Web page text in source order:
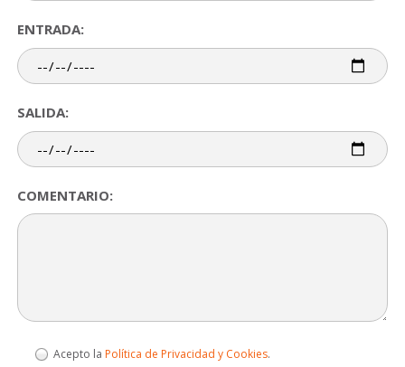
ENTRADA:
SALIDA:
COMENTARIO:
Acepto la Política de Privacidad y Cookies.